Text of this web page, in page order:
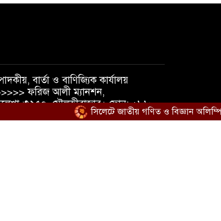
বার্তা ও বাণিজ্যিক কার্যালয়
ফরিজ আলী ম্যানশন,
৩২৫০, মৌলভীবাজার। ফোন: +৮৮
+৮৮ ০১৭৩৭১০৫৪৭৪
সিলেটে জাতীয় গণিত ও বিজ্ঞান